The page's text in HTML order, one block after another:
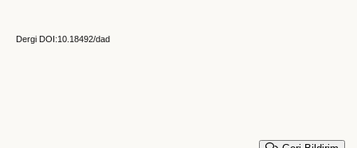
Dergi DOI:10.18492/dad